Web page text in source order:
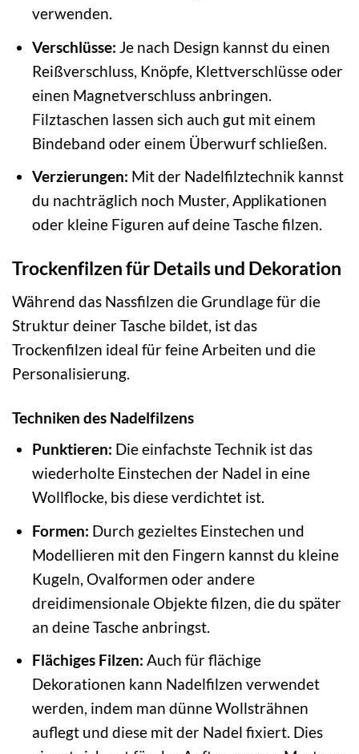
verwenden.
Verschlüsse: Je nach Design kannst du einen
Reißverschluss, Knöpfe, Klettverschlüsse oder
einen Magnetverschluss anbringen.
Filztaschen lassen sich auch gut mit einem
Bindeband oder einem Überwurf schließen.
Verzierungen: Mit der Nadelfilztechnik kannst
du nachträglich noch Muster, Applikationen
oder kleine Figuren auf deine Tasche filzen.
Trockenfilzen für Details und Dekoration
Während das Nassfilzen die Grundlage für die
Struktur deiner Tasche bildet, ist das
Trockenfilzen ideal für feine Arbeiten und die
Personalisierung.
Techniken des Nadelfilzens
Punktieren: Die einfachste Technik ist das
wiederholte Einstechen der Nadel in eine
Wollflocke, bis diese verdichtet ist.
Formen: Durch gezieltes Einstechen und
Modellieren mit den Fingern kannst du kleine
Kugeln, Ovalformen oder andere
dreidimensionale Objekte filzen, die du später
an deine Tasche anbringst.
Flächiges Filzen: Auch für flächige
Dekorationen kann Nadelfilzen verwendet
werden, indem man dünne Wollsträhnen
auflegt und diese mit der Nadel fixiert. Dies